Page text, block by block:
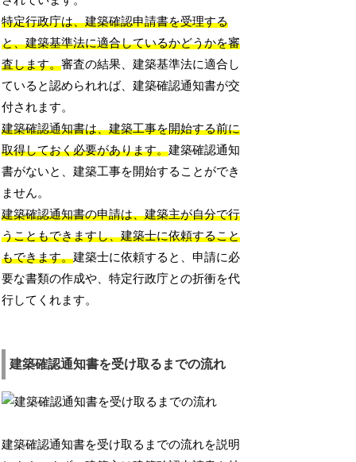
特定行政庁は、建築確認申請書を受理する
と、建築基準法に適合しているかどうかを審
査します。審査の結果、建築基準法に適合し
ていると認められれば、建築確認通知書が交
付されます。
建築確認通知書は、建築工事を開始する前に
取得しておく必要があります。建築確認通知
書がないと、建築工事を開始することができ
ません。
建築確認通知書の申請は、建築主が自分で行
うこともできますし、建築士に依頼すること
もできます。建築士に依頼すると、申請に必
要な書類の作成や、特定行政庁との折衝を代
行してくれます。
建築確認通知書を受け取るまでの流れ
建築確認通知書を受け取るまでの流れを説明